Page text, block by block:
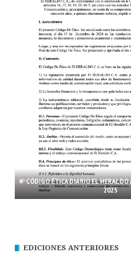
CÓDIGO ÉTICA DIARIO EL
2025
EDICIONES ANTERIORES